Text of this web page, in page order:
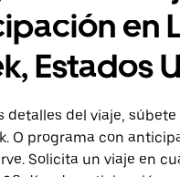
en
Estados
detalles del viaje,
O programa con
Solicita un viaje en